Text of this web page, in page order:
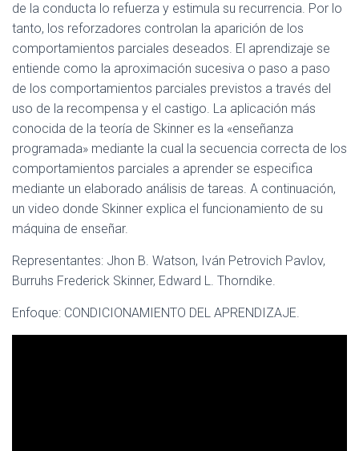
de la conducta lo refuerza y ​​estimula su recurrencia. Por lo
tanto, los reforzadores controlan la aparición de los
comportamientos parciales deseados. El aprendizaje se
entiende como la aproximación sucesiva o paso a paso
de los comportamientos parciales previstos a través del
uso de la recompensa y el castigo. La aplicación más
conocida de la teoría de Skinner es la «enseñanza
programada» mediante la cual la secuencia correcta de los
comportamientos parciales a aprender se especifica
mediante un elaborado análisis de tareas. A continuación,
un video donde Skinner explica el funcionamiento de su
máquina de enseñar.
Representantes: Jhon B. Watson, Iván Petrovich Pavlov,
Burruhs Frederick Skinner, Edward L. Thorndike.
Enfoque: CONDICIONAMIENTO DEL APRENDIZAJE.